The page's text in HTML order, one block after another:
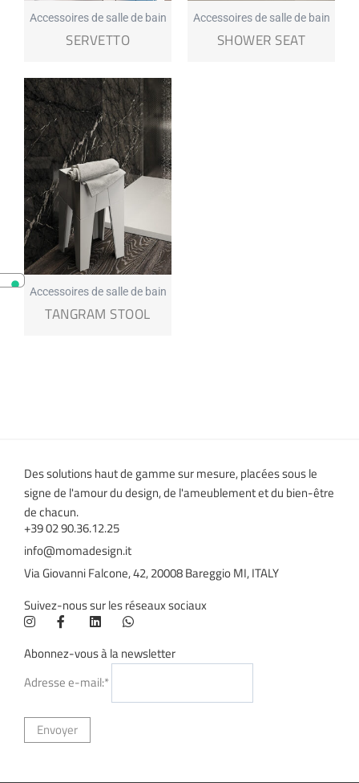
Accessoires de salle de bain
SERVETTO
Accessoires de salle de bain
SHOWER SEAT
Accessoires de salle de bain
TANGRAM STOOL
Des solutions haut de gamme sur mesure, placées sous le
signe de l'amour du design, de l'ameublement et du bien-être
de chacun.
+39 02 90.36.12.25
info@momadesign.it
Via Giovanni Falcone, 42, 20008 Bareggio MI, ITALY
Suivez-nous sur les réseaux sociaux
Abonnez-vous à la newsletter
Adresse e-mail:*